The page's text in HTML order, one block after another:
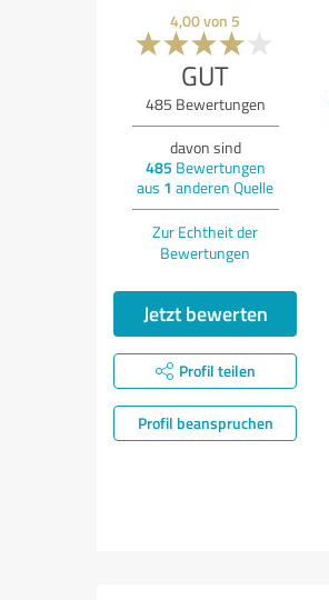
4,00von 5
GUT
485 Bewertungen
davon sind
485 Bewertungen
aus 1 anderen Quelle
Zur Echtheit der
Bewertungen
Jetzt bewerten
Profil teilen
Profil beanspruchen